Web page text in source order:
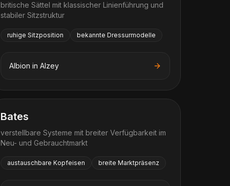
britische Sättel mit klassischer Linienführung und
stabiler Sitzstruktur
ruhige Sitzposition bekannte Dressurmodelle
Albion in Alzey
Bates
verstellbare Systeme mit breiter Verfügbarkeit im
Neu- und Gebrauchtmarkt
austauschbare Kopfeisen breite Marktpräsenz